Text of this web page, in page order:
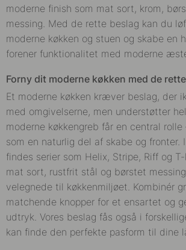
moderne finish som mat sort, krom,
messing. Med de rette beslag kan du
moderne køkken og stuen og skabe en
forener funktionalitet med moderne
Forny dit moderne køkken med de
Et moderne køkken kræver beslag, der
med omgivelserne, men understøtter
moderne køkkengreb får en central rolle
som en naturlig del af skabe og fronter.
findes serier som Helix, Stripe, Riff og
mat sort, rustfrit stål og børstet
velegnede til køkkenmiljøet. Kombinér
matchende knopper for et ensartet og
udtryk. Vores beslag fås også i
kan finde den perfekte pasform til dine